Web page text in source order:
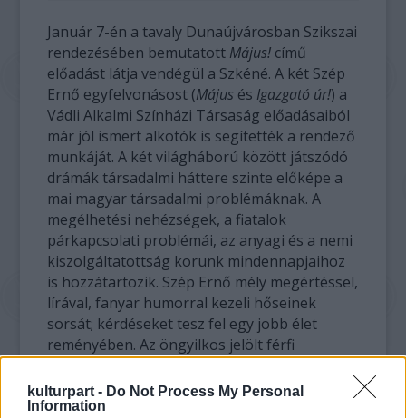
kulturpart - Do Not Process My Personal
Information
Január 7-én a tavaly Dunaújvárosban Szikszai
rendezésében bemutatott Május! című
előadást látja vendégül a Szkéné. A két Szép
Ernő egyfelvonásost (Május és Igazgató úr!) a
Vádli Alkalmi Színházi Társaság előadásaiból
már jól ismert alkotók is segítették a rendező
munkáját. A két világháború között játszódó
drámák társadalmi háttere szinte előképe a
mai magyar társadalmi problémáknak. A
megélhetési nehézségek, a fiatalok
párkapcsolati problémái, az anyagi és a nemi
kiszolgáltatottság korunk mindennapjaihoz
is hozzátartozik. Szép Ernő mély megértéssel,
lírával, fanyar humorral kezeli hőseinek
sorsát; kérdéseket tesz fel egy jobb élet
reményében. Az öngyilkos jelölt férfi
szerepében Tóth József (Székely Csaba:
Bányavakság - Bányavíz, Paul Foster: I.
Erzsébet) míg az Igazgató úr szerepében